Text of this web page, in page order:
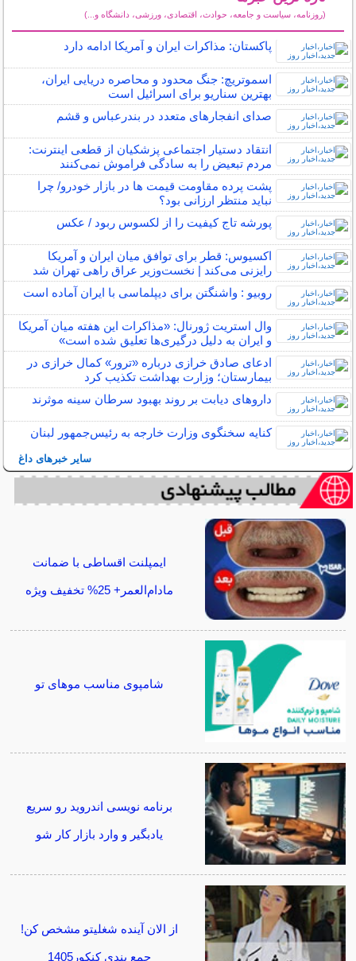
(روزنامه، سیاست و جامعه، حوادث، اقتصادی، ورزشی، دانشگاه و...)
پاکستان: مذاکرات ایران و آمریکا ادامه دارد
اسموتریچ: جنگ محدود و محاصره دریایی ایران،
بهترین سناریو برای اسرائیل است
صدای انفجارهای متعدد در بندرعباس و قشم
انتقاد دستیار اجتماعی پزشکیان از قطعی اینترنت:
مردم تبعیض را به ‌سادگی فراموش نمی‌کنند
پشت پرده مقاومت قیمت‌ ها در بازار خودرو/ چرا
نباید منتظر ارزانی بود؟
پورشه تاج کیفیت را از لکسوس ربود / عکس
اکسیوس: قطر برای توافق میان ایران و آمریکا
رایزنی می‌کند | نخست‌وزیر عراق راهی تهران شد
روبیو : واشنگتن برای دیپلماسی با ایران آماده است
وال استریت ژورنال: «مذاکرات این هفته میان آمریکا
و ایران به دلیل درگیری‌ها تعلیق شده است»
ادعای صادق خرازی درباره «ترور» کمال خرازی در
بیمارستان؛ وزارت بهداشت تکذیب کرد
داروهای دیابت بر روند بهبود سرطان سینه موثرند
کنایه سخنگوی وزارت خارجه به رئیس‌جمهور لبنان
سایر خبرهای داغ
ایمپلنت اقساطی با ضمانت
مادام‌العمر+ 25% تخفیف ویژه
شامپوی مناسب موهای تو
برنامه نویسی اندروید رو سریع
یادبگیر و وارد بازار کار شو
از الان آینده شغلیتو مشخص کن!
جمع بندی کنکور1405